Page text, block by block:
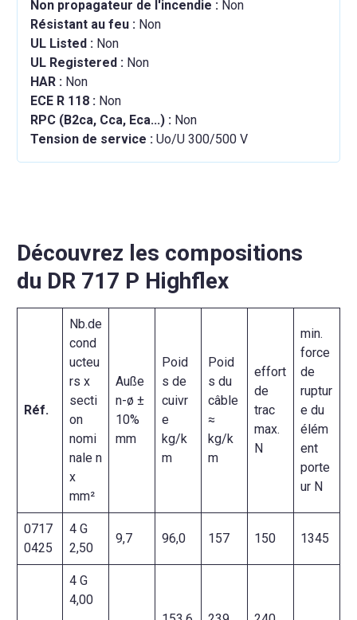
Non propagateur de l'incendie : Non
Résistant au feu : Non
UL Listed : Non
UL Registered : Non
HAR : Non
ECE R 118 : Non
RPC (B2ca, Cca, Eca...) : Non
Tension de service : Uo/U 300/500 V
Découvrez les compositions
du DR 717 P Highflex
Réf.
Nb.de
cond
ucteu
rs x
secti
on
nomi
nale n
x
mm²
Auße
n-ø ±
10%
mm
Poid
s de
cuivr
e
kg/k
m
Poid
s du
câble
≈
kg/k
m
effort
de
trac
max.
N
min.
force
de
ruptur
e du
élém
ent
porte
ur N
0717
0425
4 G
2,50
9,7 96,0 157 150 1345
4 G
4,00